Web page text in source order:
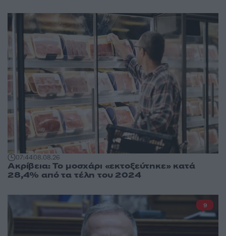
07:4408.08.26
Ακρίβεια: Το μοσχάρι «εκτοξεύτηκε» κατά
28,4% από τα τέλη του 2024
9